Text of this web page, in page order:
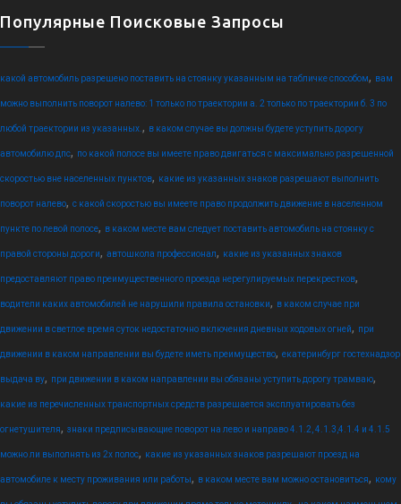
Популярные Поисковые Запросы
какой автомобиль разрешено поставить на стоянку указанным на табличке способом, вам
можно выполнить поворот налево: 1 только по траектории а. 2 только по траектории б. 3 по
любой траектории из указанных. , в каком случае вы должны будете уступить дорогу
автомобилю дпс, по какой полосе вы имеете право двигаться с максимально разрешенной
скоростью вне населенных пунктов, какие из указанных знаков разрешают выполнить
поворот налево, с какой скоростью вы имеете право продолжить движение в населенном
пункте по левой полосе, в каком месте вам следует поставить автомобиль на стоянку с
правой стороны дороги, автошкола профессионал, какие из указанных знаков
предоставляют право преимущественного проезда нерегулируемых перекрестков,
водители каких автомобилей не нарушили правила остановки, в каком случае при
движении в светлое время суток недостаточно включения дневных ходовых огней, при
движении в каком направлении вы будете иметь преимущество, екатеринбург гостехнадзор
выдача ву, при движении в каком направлении вы обязаны уступить дорогу трамваю,
какие из перечисленных транспортных средств разрешается эксплуатировать без
огнетушителя, знаки предписывающие поворот на лево и направо 4.1.2, 4.1.3,4.1.4 и 4.1.5
можно ли выполнять из 2х полос, какие из указанных знаков разрешают проезд на
автомобиле к месту проживания или работы, в каком месте вам можно остановиться, кому